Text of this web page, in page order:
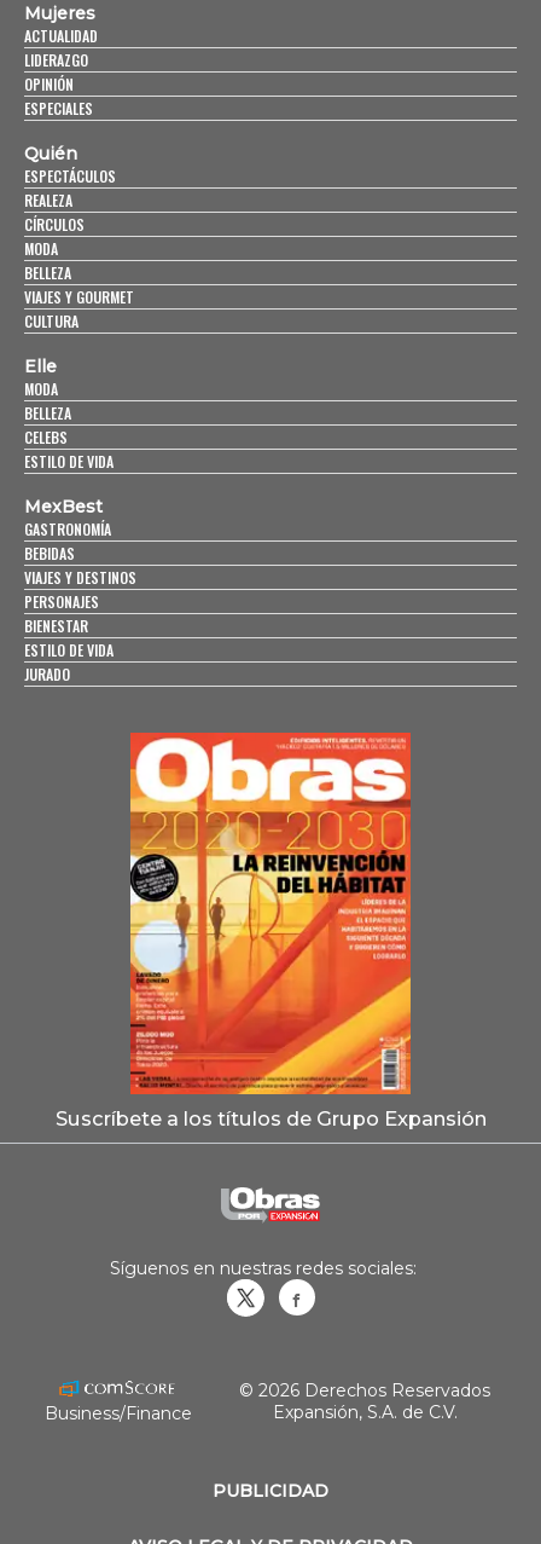
Mujeres
ACTUALIDAD
LIDERAZGO
OPINIÓN
ESPECIALES
Quién
ESPECTÁCULOS
REALEZA
CÍRCULOS
MODA
BELLEZA
VIAJES Y GOURMET
CULTURA
Elle
MODA
BELLEZA
CELEBS
ESTILO DE VIDA
MexBest
GASTRONOMÍA
BEBIDAS
VIAJES Y DESTINOS
PERSONAJES
BIENESTAR
ESTILO DE VIDA
JURADO
Suscríbete a los títulos de Grupo Expansión
PUBLICIDAD
Síguenos en nuestras redes sociales:
Business/Finance
© 2026 Derechos Reservados
Expansión, S.A. de C.V.